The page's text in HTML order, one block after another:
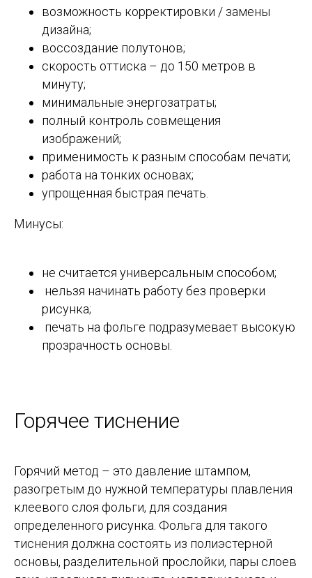
возможность корректировки / замены
дизайна;
воссоздание полутонов;
скорость оттиска – до 150 метров в
минуту;
минимальные энергозатраты;
полный контроль совмещения
изображений;
применимость к разным способам печати;
работа на тонких основах;
упрощенная быстрая печать.
Минусы:
не считается универсальным способом;
нельзя начинать работу без проверки
рисунка;
печать на фольге подразумевает высокую
прозрачность основы.
Горячее тиснение
Горячий метод – это давление штампом,
разогретым до нужной температуры плавления
клеевого слоя фольги, для создания
определенного рисунка. Фольга для такого
тиснения должна состоять из полиэстерной
основы, разделительной прослойки, пары слоев